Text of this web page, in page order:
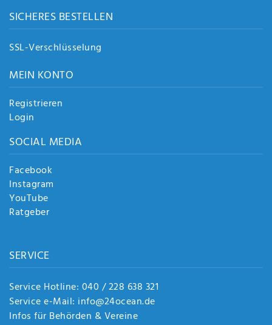
SICHERES BESTELLEN
SSL-Verschlüsselung
MEIN KONTO
Registrieren
Login
SOCIAL MEDIA
Facebook
Instagram
YouTube
Ratgeber
SERVICE
Service Hotline: 040 / 228 638 321
Service e-Mail: info@24ocean.de
Infos für Behörden & Vereine